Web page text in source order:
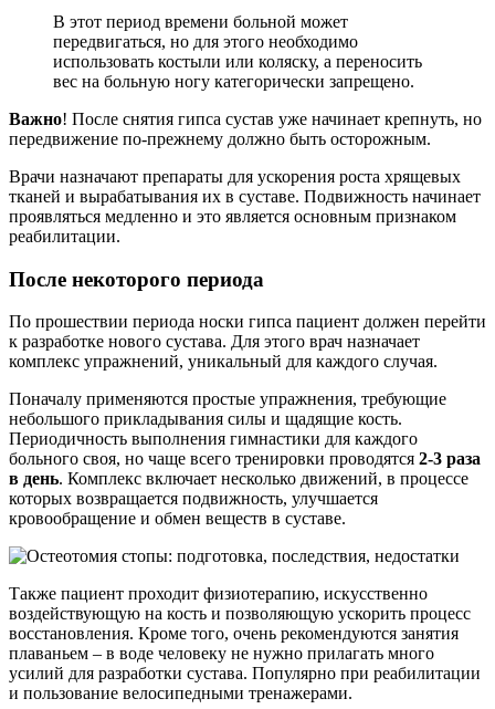
В этот период времени больной может
передвигаться, но для этого необходимо
использовать костыли или коляску, а переносить
вес на больную ногу категорически запрещено.
Важно! После снятия гипса сустав уже начинает крепнуть, но
передвижение по-прежнему должно быть осторожным.
Врачи назначают препараты для ускорения роста хрящевых
тканей и вырабатывания их в суставе. Подвижность начинает
проявляться медленно и это является основным признаком
реабилитации.
После некоторого периода
По прошествии периода носки гипса пациент должен перейти
к разработке нового сустава. Для этого врач назначает
комплекс упражнений, уникальный для каждого случая.
Поначалу применяются простые упражнения, требующие
небольшого прикладывания силы и щадящие кость.
Периодичность выполнения гимнастики для каждого
больного своя, но чаще всего тренировки проводятся 2-3 раза
в день. Комплекс включает несколько движений, в процессе
которых возвращается подвижность, улучшается
кровообращение и обмен веществ в суставе.
Также пациент проходит физиотерапию, искусственно
воздействующую на кость и позволяющую ускорить процесс
восстановления. Кроме того, очень рекомендуются занятия
плаваньем – в воде человеку не нужно прилагать много
усилий для разработки сустава. Популярно при реабилитации
и пользование велосипедными тренажерами.